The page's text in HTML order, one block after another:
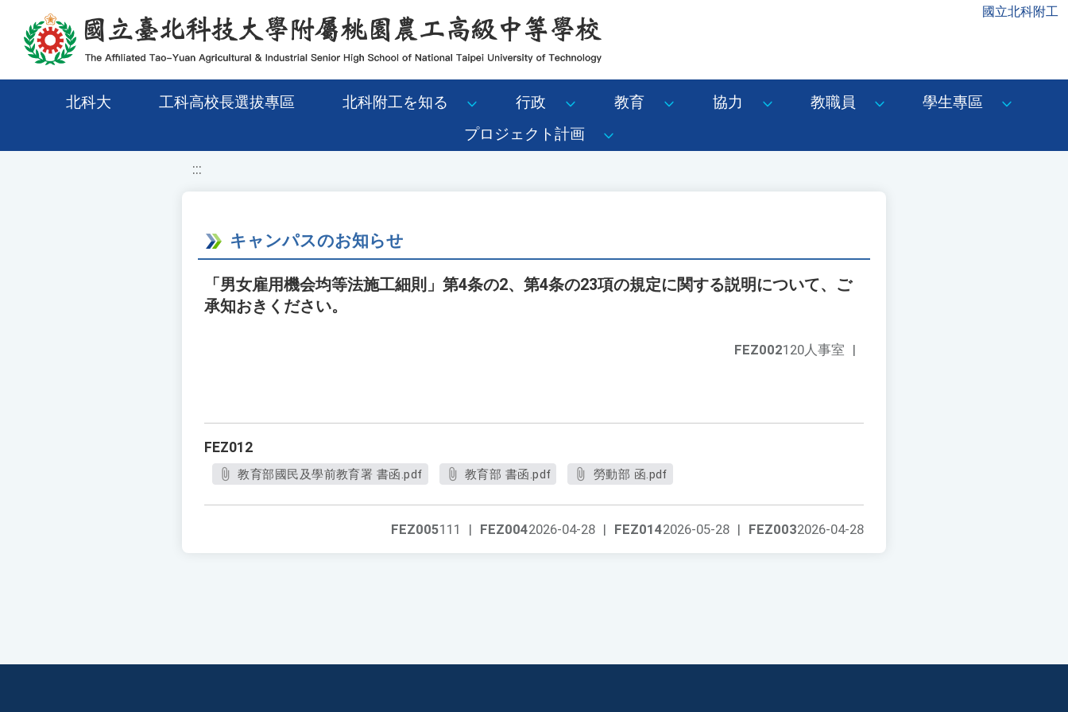
移至網頁之主要內容區位置 國立北科附工
北科大 工科高校長選拔專區 北科附工を知る 行政 教育 協力 教職員
學生專區
プロジェクト計画
:::
キャンパスのお知らせ
「男女雇用機会均等法施工細則」第4条の2、第4条の23項の規定に関する説明について、ご
承知おきください。
FEZ002120人事室 |
FEZ012
教育部國民及學前教育署 書函.pdf 教育部 書函.pdf 勞動部 函.pdf
FEZ0032026-04-28
FEZ0142026-05-28 |
FEZ0042026-04-28 |
FEZ005111 |